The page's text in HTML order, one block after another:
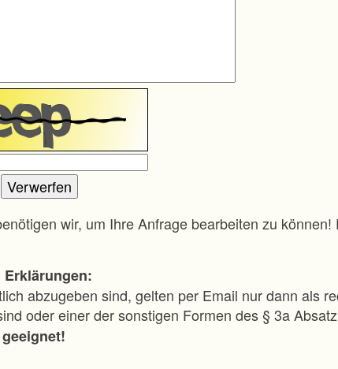
wir, um Ihre Anfrage bearbeiten zu
Erklärungen:
abzugeben sind, gelten per Email nur dann als
oder einer der sonstigen Formen des § 3a